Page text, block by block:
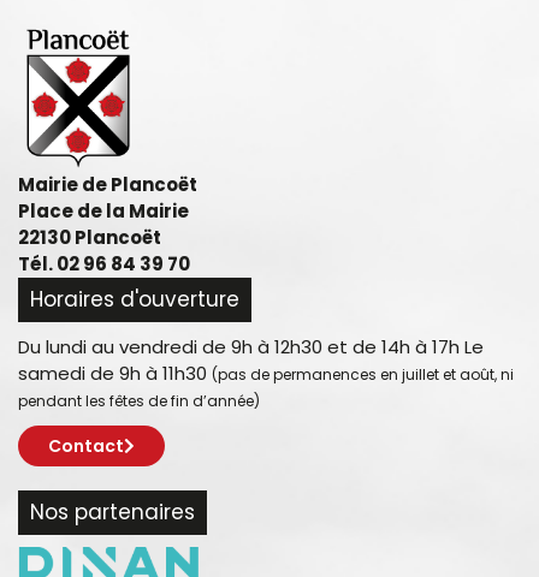
Mairie de Plancoët
Place de la Mairie
22130 Plancoët
Tél. 02 96 84 39 70
Horaires d'ouverture
Du lundi au vendredi de 9h à 12h30 et de 14h à 17h Le
samedi de 9h à 11h30 (pas de permanences en juillet et août, ni
pendant les fêtes de fin d’année)
Contact
Nos partenaires